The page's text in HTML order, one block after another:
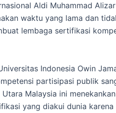
Aldi Muhammad
waktu yang lama dan
lembaga sertifikasi
Indonesia Owin
partisipasi publik
Malaysia ini
yang diakui dunia